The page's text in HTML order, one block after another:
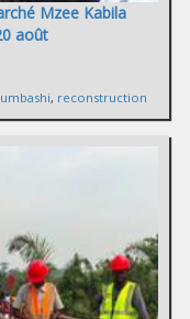
Mzee Kabila
août
, reconstruction